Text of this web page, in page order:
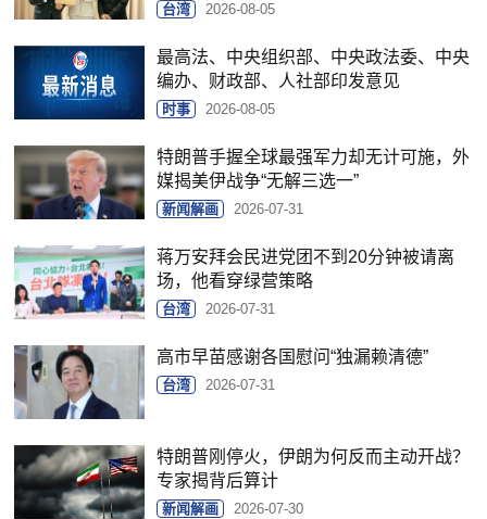
台湾 2026-08-05
最高法、中央组织部、中央政法委、中央
编办、财政部、人社部印发意见
时事 2026-08-05
特朗普手握全球最强军力却无计可施，外
媒揭美伊战争“无解三选一”
新闻解画 2026-07-31
蒋万安拜会民进党团不到20分钟被请离
场，他看穿绿营策略
台湾 2026-07-31
高市早苗感谢各国慰问“独漏赖清德”
台湾 2026-07-31
特朗普刚停火，伊朗为何反而主动开战？
专家揭背后算计
新闻解画 2026-07-30